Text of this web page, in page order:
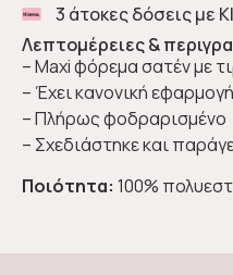
3 άτοκες δόσεις με
Λεπτομέρειες &
– Maxi φόρεμα σατέν με
– Έχει κανονική εφαρμογή
– Πλήρως φοδραρισμένο
– Σχεδιάστηκε και
Ποιότητα: 100%